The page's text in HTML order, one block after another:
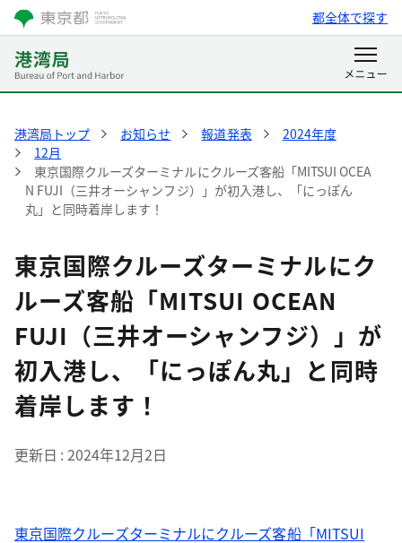
都全体で探す
港湾局トップ お知らせ 報道発表
2024年度
12月
東京国際クルーズターミナルにクルーズ客船「MITSUI OCEA
N FUJI（三井オーシャンフジ）」が初入港し、「にっぽん
丸」と同時着岸します！
東京国際クルーズターミナルにク
ルーズ客船「MITSUI OCEAN
FUJI（三井オーシャンフジ）」が
初入港し、「にっぽん丸」と同時
着岸します！
更新日 2024年12月2日
東京国際クルーズターミナルにクルーズ客船「MITSUI